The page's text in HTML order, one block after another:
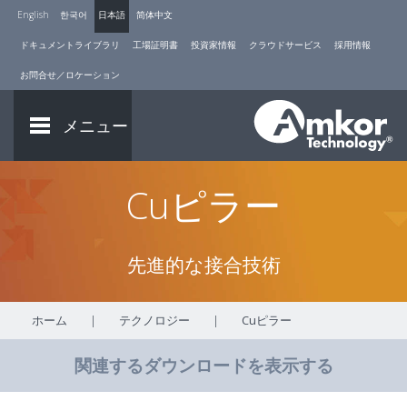
English 한국어 日本語 简体中文
ドキュメントライブラリ 工場証明書 投資家情報 クラウドサービス 採用情報
お問合せ／ロケーション
メニュー
Cuピラー
先進的な接合技術
ホーム | テクノロジー | Cuピラー
関連するダウンロードを表示する